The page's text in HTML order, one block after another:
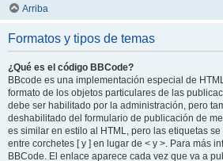
Arriba
Formatos y tipos de temas
¿Qué es el código BBCode?
BBcode es una implementación especial de
formato de los objetos particulares de las
debe ser habilitado por la administración, pero
deshabilitado del formulario de publicación de
es similar en estilo al HTML, pero las etiquetas
entre corchetes [ y ] en lugar de < y >. Para más
BBCode. El enlace aparece cada vez que va a